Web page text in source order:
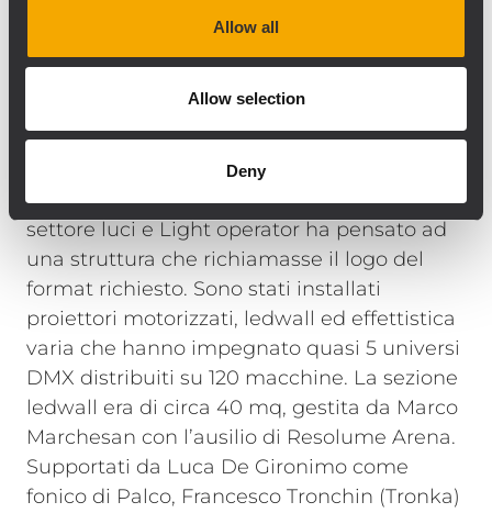
Allow all
Allow selection
Deny
volta acceso il sistema, di rilevare
correttamente ogni singolo modulo e quindi
funzionamento ottenendo - poco dopo -
una prova di ascolto già ben ottimizzata.”
Anche il set luci era degno di un evento
importante. Fabio Roder, responsabile
settore luci e Light operator ha pensato ad
una struttura che richiamasse il logo del
format richiesto. Sono stati installati
proiettori motorizzati, ledwall ed effettistica
varia che hanno impegnato quasi 5 universi
DMX distribuiti su 120 macchine. La sezione
ledwall era di circa 40 mq, gestita da Marco
Marchesan con l’ausilio di Resolume Arena.
Supportati da Luca De Gironimo come
fonico di Palco, Francesco Tronchin (Tronka)